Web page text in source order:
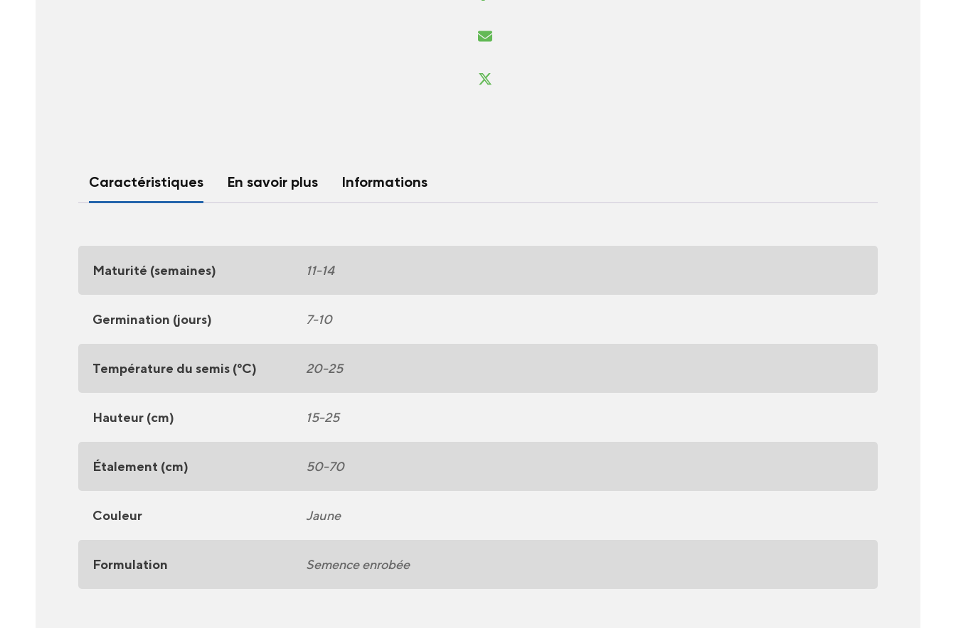
Caractéristiques En savoir plus Informations
Maturité (semaines) 11-14
Germination (jours) 7-10
Température du semis (°C) 20-25
Hauteur (cm) 15-25
Étalement (cm) 50-70
Couleur Jaune
Formulation Semence enrobée